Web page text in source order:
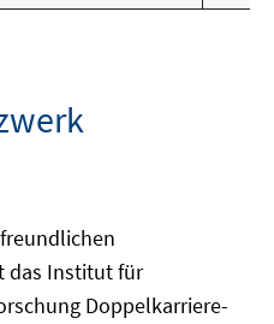
das Institut für
Doppelkarriere-